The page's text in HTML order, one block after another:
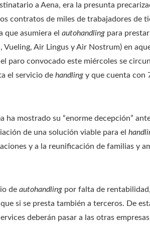
a Aena, era la presunta
contratos de miles de trabajadores de
que asumiera el autohandling para
Vueling, Air Lingus y Air Nostrum) en
paro convocado este miércoles se
el servicio de handling y que cuenta con
ha mostrado su “enorme decepción”
de una solución viable para el
y a la reunificación de familias y
de autohandling por falta de
si se presta también a terceros. De
deberán pasar a las otras empresas